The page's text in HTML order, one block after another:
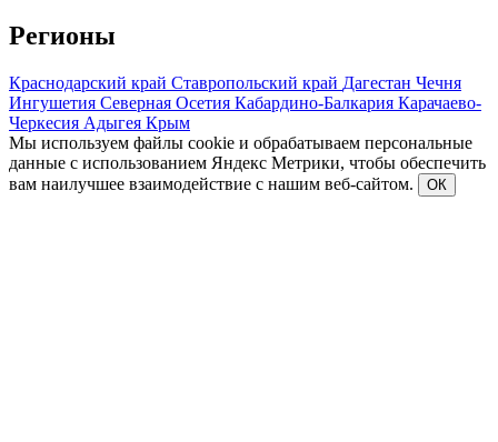
Регионы
Краснодарский край Ставропольский край Дагестан Чечня
Ингушетия Северная Осетия Кабардино-Балкария Карачаево-
Черкесия Адыгея Крым
Мы используем файлы cookie и обрабатываем персональные
данные с использованием Яндекс Метрики, чтобы обеспечить
вам наилучшее взаимодействие с нашим веб-сайтом.
ОК